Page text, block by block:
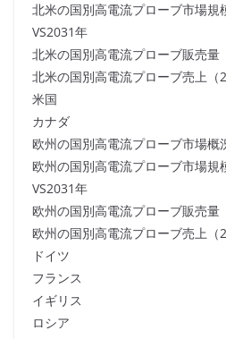
北米の国別高電流プローブ市場規
VS2031年
北米の国別高電流プローブ販売量
北米の国別高電流プローブ売上（
米国
カナダ
欧州の国別高電流プローブ市場概
欧州の国別高電流プローブ市場規
VS2031年
欧州の国別高電流プローブ販売量
欧州の国別高電流プローブ売上（
ドイツ
フランス
イギリス
ロシア